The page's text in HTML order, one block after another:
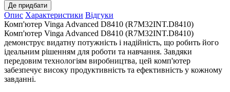
Де придбати
Опис Характеристики Відгуки
Комп'ютер Vinga Advanced D8410 (R7M32INT.D8410)
Комп'ютер Vinga Advanced D8410 (R7M32INT.D8410)
демонструє видатну потужність і надійність, що робить його
ідеальним рішенням для роботи та навчання. Завдяки
передовим технологіям виробництва, цей комп'ютер
забезпечує високу продуктивність та ефективність у кожному
завданні.